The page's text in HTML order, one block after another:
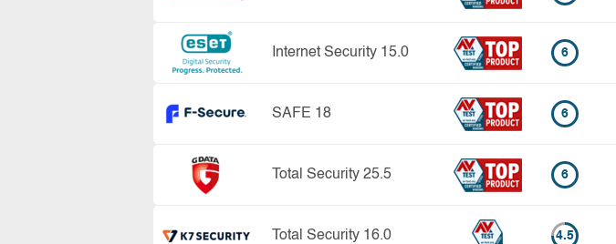
Internet Security 15.0 6
SAFE 18 6
Total Security 25.5 6
Total Security 16.0 4.5